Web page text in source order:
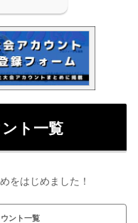
ト一覧
をはじめました！
ント一覧